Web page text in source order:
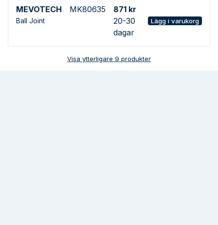
MEVOTECH MK80635
Ball Joint
871 kr
20-30
dagar
Lägg i varukorg
Visa ytterligare 9 produkter